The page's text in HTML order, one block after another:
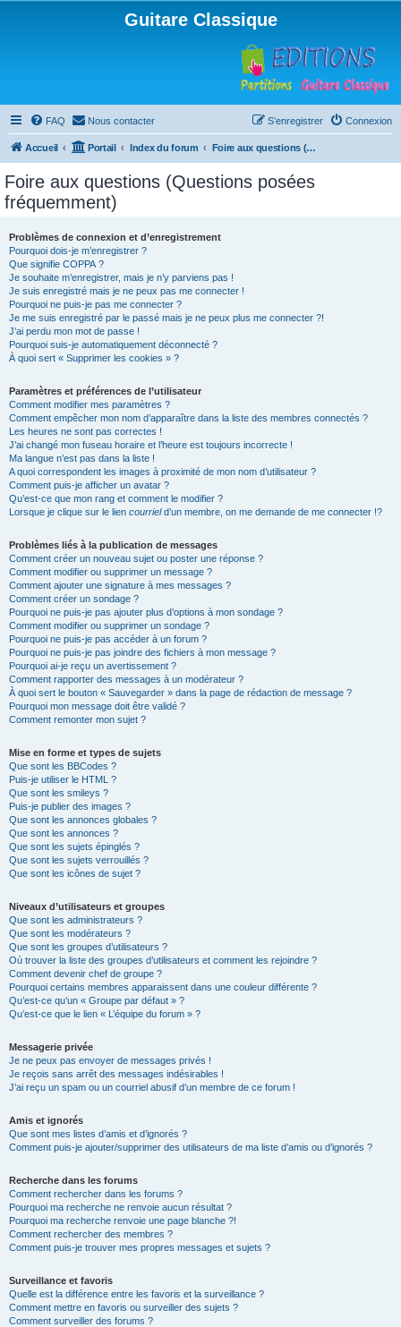
Guitare Classique
FAQ Nous contacter Connexion
S’enregistrer
Accueil Portail Index du forum Foire aux questions (Questions posées fréquemment)
Foire aux questions (Questions posées
fréquemment)
Problèmes de connexion et d’enregistrement
Pourquoi dois-je m’enregistrer ?
Que signifie COPPA ?
Je souhaite m’enregistrer, mais je n’y parviens pas !
Je suis enregistré mais je ne peux pas me connecter !
Pourquoi ne puis-je pas me connecter ?
Je me suis enregistré par le passé mais je ne peux plus me connecter ?!
J’ai perdu mon mot de passe !
Pourquoi suis-je automatiquement déconnecté ?
À quoi sert « Supprimer les cookies » ?
Paramètres et préférences de l’utilisateur
Comment modifier mes paramètres ?
Comment empêcher mon nom d’apparaître dans la liste des membres connectés ?
Les heures ne sont pas correctes !
J’ai changé mon fuseau horaire et l’heure est toujours incorrecte !
Ma langue n’est pas dans la liste !
A quoi correspondent les images à proximité de mon nom d’utilisateur ?
Comment puis-je afficher un avatar ?
Qu’est-ce que mon rang et comment le modifier ?
Lorsque je clique sur le lien courrield’un membre, on me demande de me connecter !?
Problèmes liés à la publication de messages
Comment créer un nouveau sujet ou poster une réponse ?
Comment modifier ou supprimer un message ?
Comment ajouter une signature à mes messages ?
Comment créer un sondage ?
Pourquoi ne puis-je pas ajouter plus d’options à mon sondage ?
Comment modifier ou supprimer un sondage ?
Pourquoi ne puis-je pas accéder à un forum ?
Pourquoi ne puis-je pas joindre des fichiers à mon message ?
Pourquoi ai-je reçu un avertissement ?
Comment rapporter des messages à un modérateur ?
À quoi sert le bouton « Sauvegarder » dans la page de rédaction de message ?
Pourquoi mon message doit être validé ?
Comment remonter mon sujet ?
Mise en forme et types de sujets
Que sont les BBCodes ?
Puis-je utiliser le HTML ?
Que sont les smileys ?
Puis-je publier des images ?
Que sont les annonces globales ?
Que sont les annonces ?
Que sont les sujets épinglés ?
Que sont les sujets verrouillés ?
Que sont les icônes de sujet ?
Niveaux d’utilisateurs et groupes
Que sont les administrateurs ?
Que sont les modérateurs ?
Que sont les groupes d’utilisateurs ?
Où trouver la liste des groupes d’utilisateurs et comment les rejoindre ?
Comment devenir chef de groupe ?
Pourquoi certains membres apparaissent dans une couleur différente ?
Qu’est-ce qu’un « Groupe par défaut » ?
Qu’est-ce que le lien « L’équipe du forum » ?
Messagerie privée
Je ne peux pas envoyer de messages privés !
Je reçois sans arrêt des messages indésirables !
J’ai reçu un spam ou un courriel abusif d’un membre de ce forum !
Amis et ignorés
Que sont mes listes d’amis et d’ignorés ?
Comment puis-je ajouter/supprimer des utilisateurs de ma liste d’amis ou d’ignorés ?
Recherche dans les forums
Comment rechercher dans les forums ?
Pourquoi ma recherche ne renvoie aucun résultat ?
Pourquoi ma recherche renvoie une page blanche ?!
Comment rechercher des membres ?
Comment puis-je trouver mes propres messages et sujets ?
Surveillance et favoris
Quelle est la différence entre les favoris et la surveillance ?
Comment mettre en favoris ou surveiller des sujets ?
Comment surveiller des forums ?